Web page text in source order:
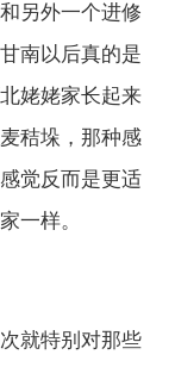
另外一个进修
南以后真的是
姥姥家长起来
秸垛，那种感
觉反而是更适
一样。
就特别对那些